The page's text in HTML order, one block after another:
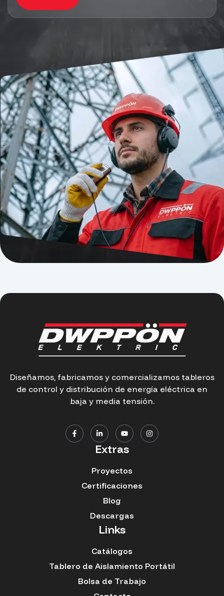
Diseñamos, fabricamos y comercializamos tableros
de control y distribución de energía eléctrica en
baja y media tensión.
Extras
Proyectos
Certificaciones
Blog
Descargas
Links
Catálogos
Tablero de Aislamiento Portátil
Bolsa de Trabajo